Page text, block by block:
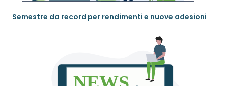
Semestre da record per rendimenti e nuove adesioni